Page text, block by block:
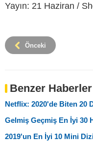
Yayın: 21 Haziran /
Önceki
Benzer Haberler
Netflix: 2020'de Biten 20
Gelmiş Geçmiş En İyi 30
2019'un En İyi 10 Mini